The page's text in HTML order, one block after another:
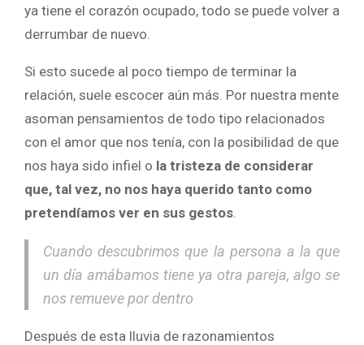
ya tiene el corazón ocupado, todo se puede volver a
derrumbar de nuevo.
Si esto sucede al poco tiempo de terminar la
relación, suele escocer aún más. Por nuestra mente
asoman pensamientos de todo tipo relacionados
con el amor que nos tenía, con la posibilidad de que
nos haya sido infiel o la tristeza de considerar
que, tal vez, no nos haya querido tanto como
pretendíamos ver en sus gestos
Cuando descubrimos que la persona a la que
un día amábamos tiene ya otra pareja, algo se
nos remueve por dentro
Después de esta lluvia de razonamientos